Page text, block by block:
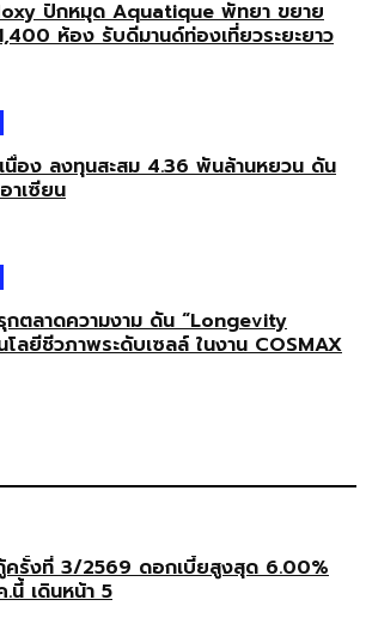
ปักหมุด Aquatique พัทยา ขยาย
ห้อง รับดีมานด์ท่องเที่ยวระยะยาว
อง ลงทุนสะสม 4.36 พันล้านหยวน ดัน
าเซียน
กตลาดความงาม ดัน “Longevity
โลยีชีวภาพระดับเซลล์ ในงาน COSMAX
ครั้งที่ 3/2569 ดอกเบี้ยสูงสุด 6.00%
นี้ เดินหน้า 5